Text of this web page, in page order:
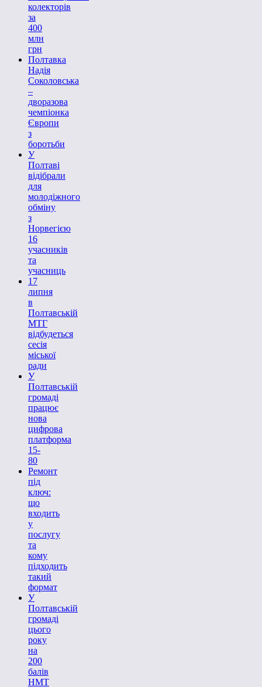
колекторів
за
400
млн
грн
Полтавка
Надія
Соколовська
–
дворазова
чемпіонка
Європи
з
боротьби
У
Полтаві
відібрали
для
молодіжного
обміну
з
Норвегією
16
учасників
та
учасниць
17
липня
в
Полтавській
МТГ
відбудеться
сесія
міської
ради
У
Полтавській
громаді
працює
нова
цифрова
платформа
15-
80
Ремонт
під
ключ:
що
входить
у
послугу
та
кому
підходить
такий
формат
У
Полтавській
громаді
цього
року
на
200
балів
НМТ